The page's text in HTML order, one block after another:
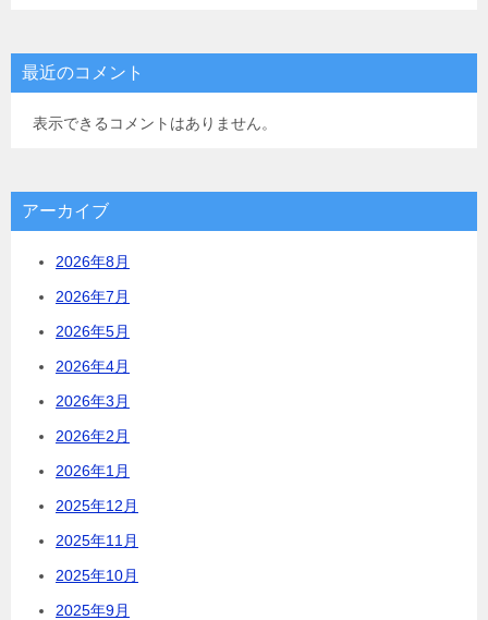
最近のコメント
表示できるコメントはありません。
アーカイブ
2026年8月
2026年7月
2026年5月
2026年4月
2026年3月
2026年2月
2026年1月
2025年12月
2025年11月
2025年10月
2025年9月